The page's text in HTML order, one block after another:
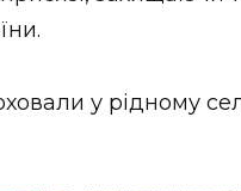
у рідному